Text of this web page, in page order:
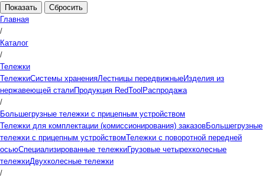
Сбросить
Главная
/
Каталог
/
Тележки
ТележкиСистемы храненияЛестницы передвижныеИзделия из
нержавеющей сталиПродукция RedTool Распродажа
/
Большегрузные тележки с прицепным устройством
Тележки для комплектации (комиссионирования) заказовБольшегрузные
тележки с прицепным устройствомТележки с поворотной передней
осьюСпециализированные тележкиГрузовые четырехколесные
тележкиДвухколесные тележки
/